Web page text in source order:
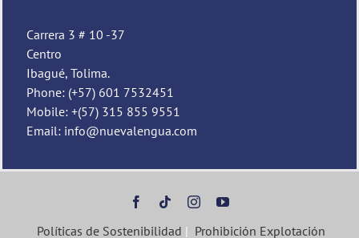
Carrera 3 # 10 -37
Centro
Ibagué, Tolima.
Phone: (+57) 601 7532451
Mobile: +(57) 315 855 9551
Email: info@nuevalengua.com
Políticas de Sostenibilidad | Prohibición Explotación